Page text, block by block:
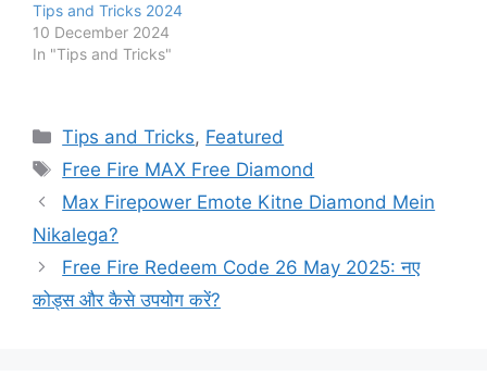
Tips and Tricks 2024
10 December 2024
In "Tips and Tricks"
Categories
Tips and Tricks, Featured
Tags
Free Fire MAX Free Diamond
Max Firepower Emote Kitne Diamond Mein
Nikalega?
Free Fire Redeem Code 26 May 2025: नए
कोड्स और कैसे उपयोग करें?